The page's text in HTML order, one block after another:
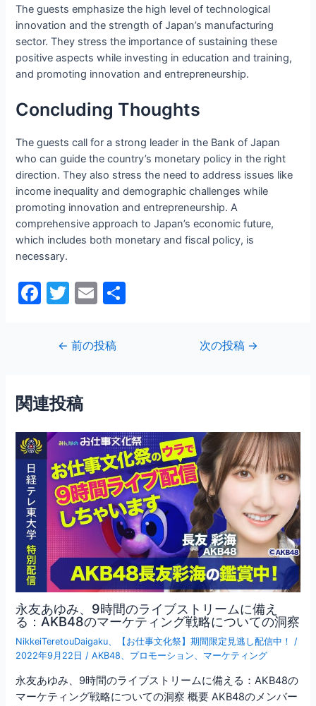
The guests emphasize the high level of technological
innovation and the strength of Japan’s manufacturing
sector. They stress the importance of sustaining these
positive aspects while investing in education and training,
and promoting innovation and entrepreneurship.
Concluding Thoughts
The guests call for a strong leader in the Bank of Japan
who can guide the country’s monetary policy in the right
direction. They also stress the need to address issues like
income inequality and demographic challenges while
promoting innovation and entrepreneurship. A
comprehensive approach to Japan’s economic future,
which includes both monetary and fiscal policy, is
necessary.
F
o
o
k
T
itt
er
E
ai
l
ビ
ゲ
シ
ョ
← 前の投稿 次の投稿 →
関連投稿
永友あゆみ、9時間のライブストリームに備え
る：AKB48のマーケティング戦略についての洞察
NikkeiTeretouDaigaku 【お仕事文化祭】期間限定見逃し配信中！
/
2022年9月22日 /AKB48 プロモーション マーケティング
永友あゆみ、9時間のライブストリームに備える：AKB48の
マーケティング戦略についての洞察 概要 AKB48のメンバー